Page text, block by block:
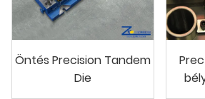
Öntés Precision Tandem
Die